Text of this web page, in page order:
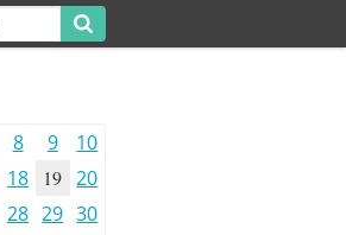
8 9
10
18 19 20
28 29 30